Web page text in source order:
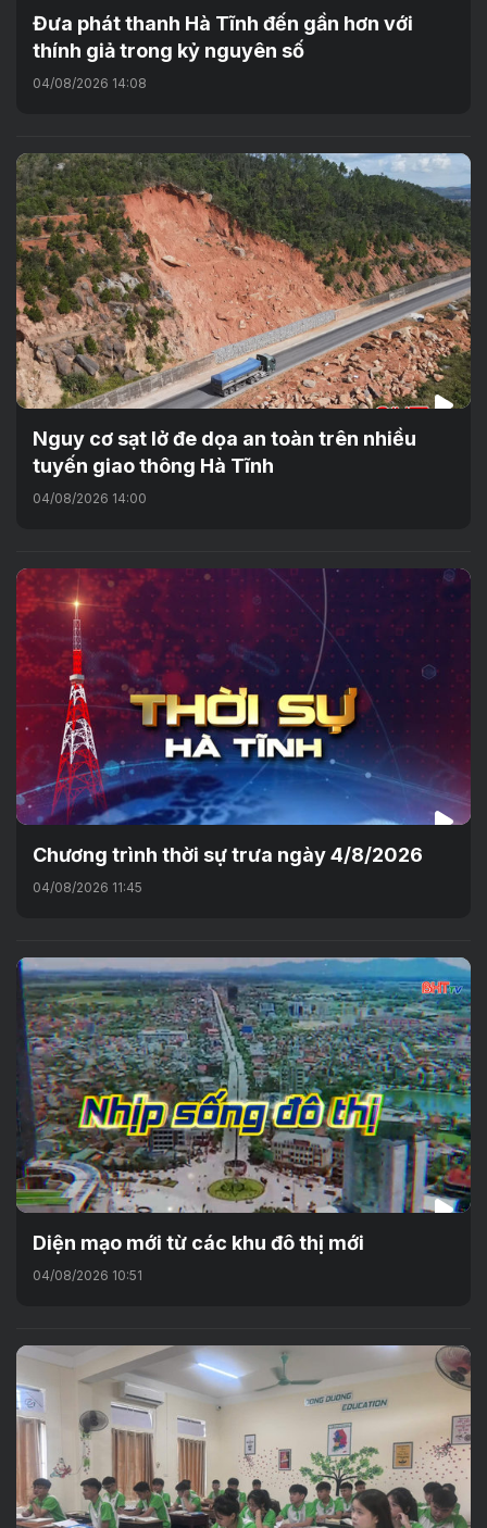
Đưa phát thanh Hà Tĩnh đến gần hơn với
thính giả trong kỷ nguyên số
04/08/2026 14:08
Nguy cơ sạt lở đe dọa an toàn trên nhiều
tuyến giao thông Hà Tĩnh
04/08/2026 14:00
Chương trình thời sự trưa ngày 4/8/2026
04/08/2026 11:45
Diện mạo mới từ các khu đô thị mới
04/08/2026 10:51